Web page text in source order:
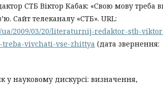
СТБ Віктор Кабак: «Свою мову треба
Сайт телеканалу «СТБ». URL:
ua/2009/03/20/literaturnij-redaktor-stb-
treba-vivchati-vse-zhittya (дата звернення:
у науковому дискурсі: визначення,